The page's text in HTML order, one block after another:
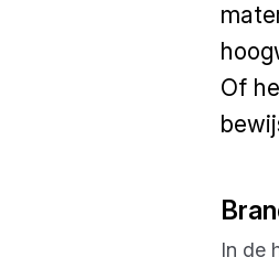
Of
In de